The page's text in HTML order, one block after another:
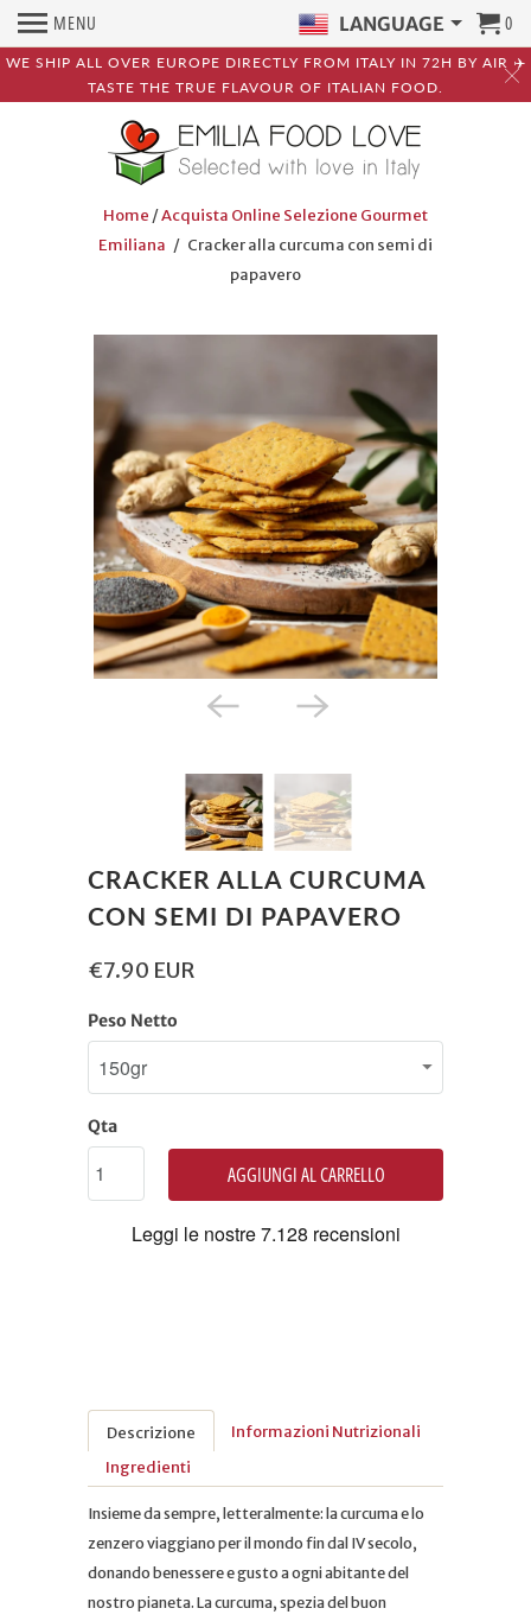
WE SHIP ALL OVER EUROPE DIRECTLY FROM ITALY IN 72H BY AIR ✈️
TASTE THE TRUE FLAVOUR OF ITALIAN FOOD.
MENU LANGUAGE 0
Home /Acquista Online Selezione Gourmet
Emiliana / Cracker alla curcuma con semi di
papavero
CRACKER ALLA CURCUMA
CON SEMI DI PAPAVERO
€7.90 EUR
Peso Netto
Qta
AGGIUNGI AL CARRELLO
Descrizione
Informazioni Nutrizionali
Ingredienti
Insieme da sempre, letteralmente: la curcuma e lo
zenzero viaggiano per il mondo fin dal IV secolo,
donando benessere e gusto a ogni abitante del
nostro pianeta. La curcuma, spezia del buon